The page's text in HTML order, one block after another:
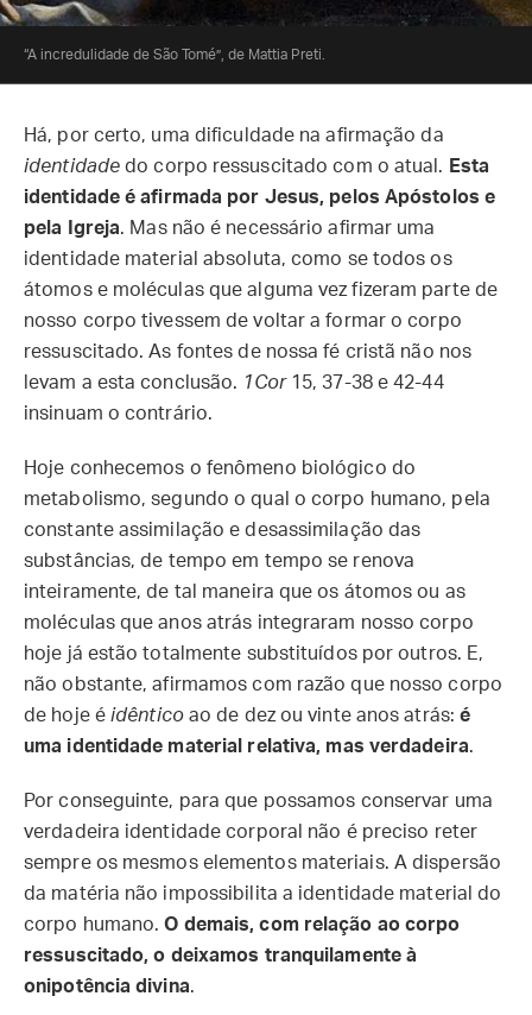
“A incredulidade de São Tomé”, de Mattia Preti.
Há, por certo, uma dificuldade na afirmação da
identidade do corpo ressuscitado com o atual. Esta
identidade é afirmada por Jesus, pelos Apóstolos e
pela Igreja. Mas não é necessário afirmar uma
identidade material absoluta, como se todos os
átomos e moléculas que alguma vez fizeram parte de
nosso corpo tivessem de voltar a formar o corpo
ressuscitado. As fontes de nossa fé cristã não nos
levam a esta conclusão. 1Cor15, 37-38 e 42-44
insinuam o contrário.
Hoje conhecemos o fenômeno biológico do
metabolismo, segundo o qual o corpo humano, pela
constante assimilação e desassimilação das
substâncias, de tempo em tempo se renova
inteiramente, de tal maneira que os átomos ou as
moléculas que anos atrás integraram nosso corpo
hoje já estão totalmente substituídos por outros. E,
não obstante, afirmamos com razão que nosso corpo
de hoje é idênticoao de dez ou vinte anos atrás:é
uma identidade material relativa, mas verdadeira.
Por conseguinte, para que possamos conservar uma
verdadeira identidade corporal não é preciso reter
sempre os mesmos elementos materiais. A dispersão
da matéria não impossibilita a identidade material do
corpo humano.O demais, com relação ao corpo
ressuscitado, o deixamos tranquilamente à
onipotência divina.